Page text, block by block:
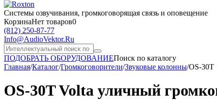
Системы озвучивания, громкоговорящая связь и оповещение
КорзинаНет товаров0
(812) 250-87-77
Info@AudioVektor.Ru
ПОДОБРАТЬ ОБОРУДОВАНИЕПоиск по каталогу
Главная/Каталог/Громкоговорители/Звуковые колонны/OS-30T
OS-30T Volta уличный